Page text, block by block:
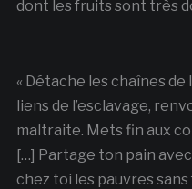
dont les fruits sont très
« Détache les chaînes
liens de l’esclavage,
maltraite. Mets fin aux
[…] Partage ton pain
chez toi les pauvres sans